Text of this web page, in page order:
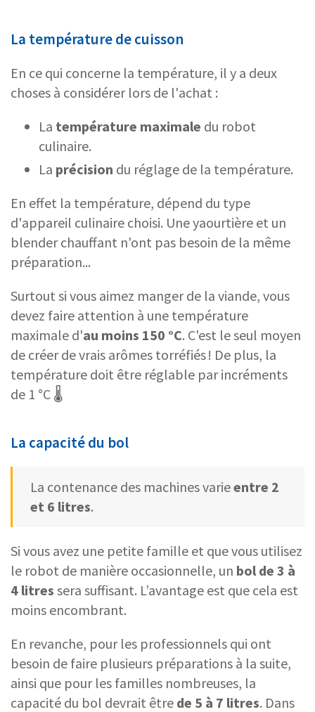
La température de cuisson
En ce qui concerne la température, il y a deux
choses à considérer lors de l'achat :
La température maximale du robot
culinaire.
La précision du réglage de la température.
En effet la température, dépend du type
d'appareil culinaire choisi. Une yaourtière et un
blender chauffant n'ont pas besoin de la même
préparation...
Surtout si vous aimez manger de la viande, vous
devez faire attention à une température
maximale d'au moins 150 °C. C'est le seul moyen
de créer de vrais arômes torréfiés ! De plus, la
température doit être réglable par incréments
de 1 °C 🌡️
La capacité du bol
La contenance des machines varieentre 2
et 6 litres.
Si vous avez une petite famille et que vous utilisez
le robot de manière occasionnelle, un bol de 3 à
4 litres sera suffisant. L’avantage est que cela est
moins encombrant.
En revanche, pour les professionnels qui ont
besoin de faire plusieurs préparations à la suite,
ainsi que pour les familles nombreuses, la
capacité du bol devrait être de 5 à 7 litres. Dans